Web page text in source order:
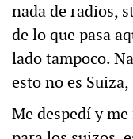
nada de radios,
de lo que pasa
lado tampoco.
esto no es
Me despedí y